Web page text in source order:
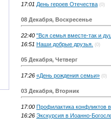
17:01 День героев Отечества (0)
08 Декабря, Воскресенье
22:40 "Вся семья вместе-так и
16:51 Наши добрые друзья. (0)
05 Декабря, Четверг
17:26 «День рождения семьи» (0)
03 Декабря, Вторник
17:00 Профилактика конфликтов
16:26 Экскурсия в Иоанно-